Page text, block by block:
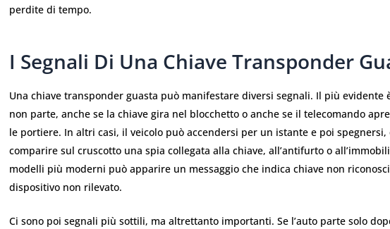
perdite di tempo.
I Segnali Di Una Chiave Transponder
Una chiave transponder guasta può manifestare diversi segnali. Il più evidente
non parte, anche se la chiave gira nel blocchetto o anche se il telecomando
le portiere. In altri casi, il veicolo può accendersi per un istante e poi
comparire sul cruscotto una spia collegata alla chiave, all’antifurto o
modelli più moderni può apparire un messaggio che indica chiave non
dispositivo non rilevato.
Ci sono poi segnali più sottili, ma altrettanto importanti. Se l’auto parte solo